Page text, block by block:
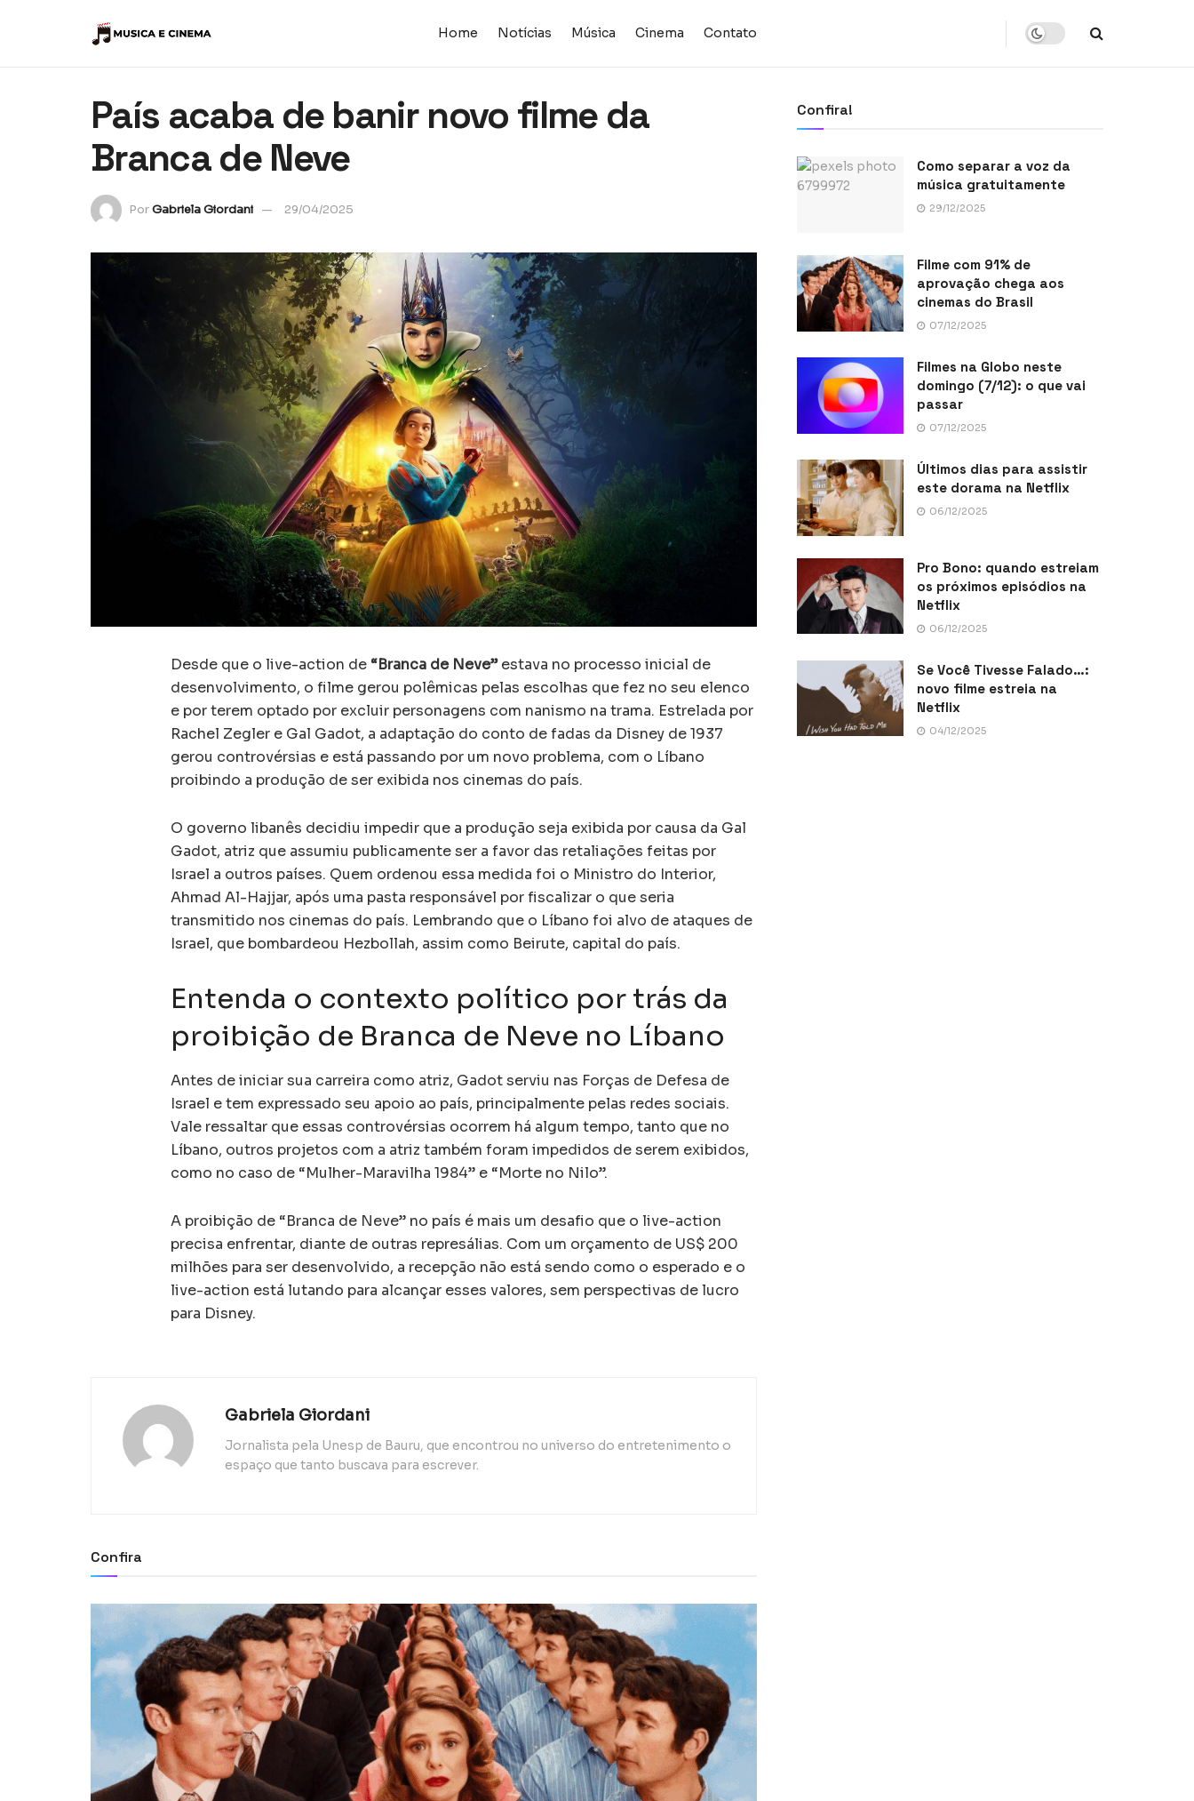
Home Notícias Música Cinema Contato
País acaba de banir novo filme da
Branca de Neve
PorGabriela Giordani 29/04/2025
Desde que o live-action de “Branca de Neve”estava no processo inicial de
desenvolvimento, o filme gerou polêmicas pelas escolhas que fez no seu elenco
e por terem optado por excluir personagens com nanismo na trama. Estrelada por
Rachel Zegler e Gal Gadot, a adaptação do conto de fadas da Disney de 1937
gerou controvérsias e está passando por um novo problema, com o Líbano
proibindo a produção de ser exibida nos cinemas do país.
O governo libanês decidiu impedir que a produção seja exibida por causa da Gal
Gadot, atriz que assumiu publicamente ser a favor das retaliações feitas por
Israel a outros países. Quem ordenou essa medida foi o Ministro do Interior,
Ahmad Al-Hajjar, após uma pasta responsável por fiscalizar o que seria
transmitido nos cinemas do país. Lembrando que o Líbano foi alvo de ataques de
Israel, que bombardeou Hezbollah, assim como Beirute, capital do país.
Entenda o contexto político por trás da
proibição de Branca de Neve no Líbano
Antes de iniciar sua carreira como atriz, Gadot serviu nas Forças de Defesa de
Israel e tem expressado seu apoio ao país, principalmente pelas redes sociais.
Vale ressaltar que essas controvérsias ocorrem há algum tempo, tanto que no
Líbano, outros projetos com a atriz também foram impedidos de serem exibidos,
como no caso de “Mulher-Maravilha 1984” e “Morte no Nilo”.
A proibição de “Branca de Neve” no país é mais um desafio que o live-action
precisa enfrentar, diante de outras represálias. Com um orçamento de US$ 200
milhões para ser desenvolvido, a recepção não está sendo como o esperado e o
live-action está lutando para alcançar esses valores, sem perspectivas de lucro
para Disney.
Gabriela Giordani
Jornalista pela Unesp de Bauru, que encontrou no universo do entretenimento o
espaço que tanto buscava para escrever.
Confira
Confira!
Como separar a voz da
música gratuitamente
29/12/2025
Filme com 91% de
aprovação chega aos
cinemas do Brasil
07/12/2025
Filmes na Globo neste
domingo (7/12): o que vai
passar
07/12/2025
Últimos dias para assistir
este dorama na Netflix
06/12/2025
Pro Bono: quando estreiam
os próximos episódios na
Netflix
06/12/2025
Se Você Tivesse Falado…:
novo filme estreia na
Netflix
04/12/2025